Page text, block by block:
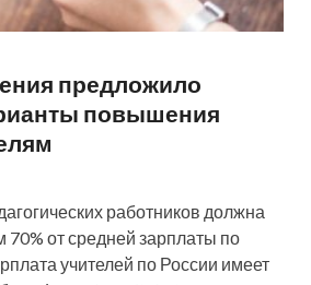
предложило
повышения
работников должна
70% от средней зарплаты по
учителей по России имеет